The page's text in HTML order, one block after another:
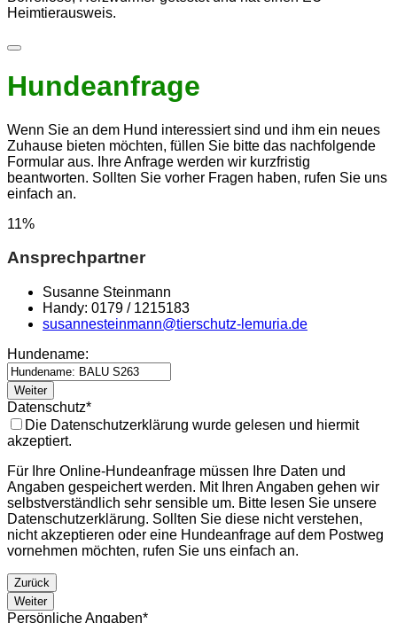
Heimtierausweis.
Hundeanfrage
Wenn Sie an dem Hund interessiert sind und ihm ein neues
Zuhause bieten möchten, füllen Sie bitte das nachfolgende
Formular aus. Ihre Anfrage werden wir kurzfristig
beantworten. Sollten Sie vorher Fragen haben, rufen Sie uns
einfach an.
11%
Ansprechpartner
Susanne Steinmann
Handy: 0179 / 1215183
susannesteinmann@tierschutz-lemuria.de
Hundename:
Weiter
Datenschutz*
Die Datenschutzerklärung wurde gelesen und hiermit
akzeptiert.
Für Ihre Online-Hundeanfrage müssen Ihre Daten und
Angaben gespeichert werden. Mit Ihren Angaben gehen wir
selbstverständlich sehr sensible um. Bitte lesen Sie unsere
Datenschutzerklärung. Sollten Sie diese nicht verstehen,
nicht akzeptieren oder eine Hundeanfrage auf dem Postweg
vornehmen möchten, rufen Sie uns einfach an.
Zurück
Weiter
Persönliche Angaben*